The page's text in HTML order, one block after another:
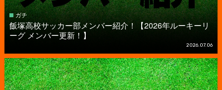
ガチ
飯塚高校サッカー部メンバー紹介！【2026年ルーキーリ
ーグ メンバー更新！】
2026.07.06